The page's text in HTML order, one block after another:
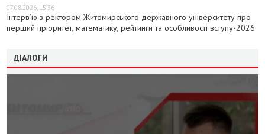
07.08.2026, 15:36
Інтерв’ю з ректором Житомирського державного університету про
перший пріоритет, математику, рейтинги та особливості вступу-2026
ДІАЛОГИ